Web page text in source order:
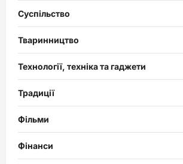
Суспільство
Тваринництво
Технології, техніка та гаджети
Традиції
Фільми
Фінанси